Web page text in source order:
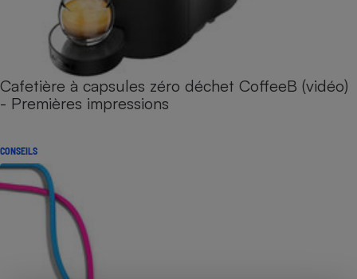
Cafetière à capsules zéro déchet CoffeeB (vidéo)
- Premières impressions
CONSEILS